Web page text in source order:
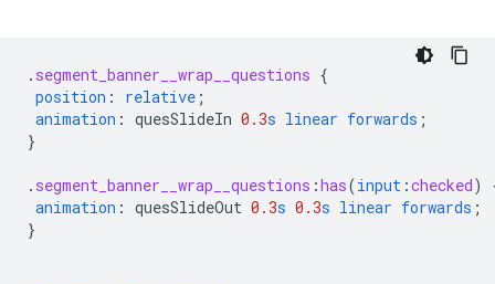
. segment_banner__wrap__questions {
position : relative ;
animation : quesSlideIn 0.3s linear forwards ;
}
. segment_banner__wrap__questions :has(input :checked)
animation : quesSlideOut 0.3s 0.3s linear forwards ;
}